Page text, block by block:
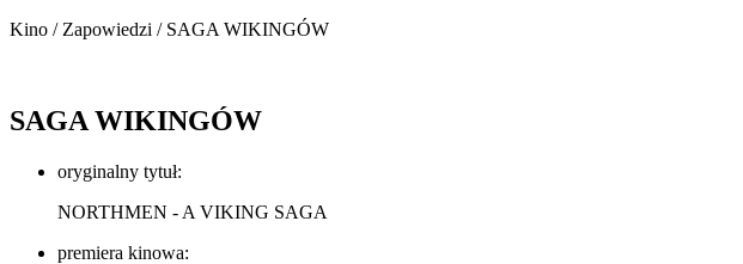
Kino / Zapowiedzi / SAGA WIKINGÓW
SAGA WIKINGÓW
oryginalny tytuł:
NORTHMEN - A VIKING SAGA
premiera kinowa: